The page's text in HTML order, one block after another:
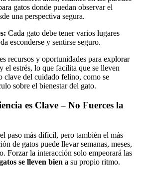
gatos donde puedan observar el
una perspectiva segura.
Cada gato debe tener varios lugares
esconderse y sentirse seguro.
recursos y oportunidades para explorar
el estrés, lo que facilita que se lleven
clave del cuidado felino, como se
sobre el bienestar del gato.
es Clave – No Fuerces la
paso más difícil, pero también el más
de gatos puede llevar semanas, meses,
Forzar la interacción solo empeorará las
se lleven bien a su propio ritmo.